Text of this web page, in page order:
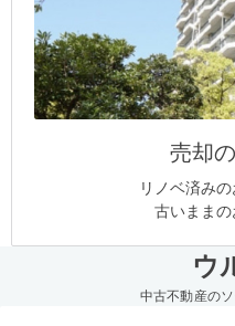
売却
リノベ済み
古いまま
ウ
中古不動産の